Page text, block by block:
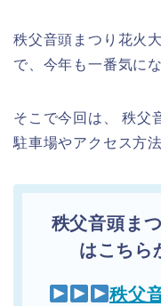
秩父音頭まつり花火
で、今年も一番気に
そこで今回は、 秩父
駐車場やアクセス方
秩父音頭ま
はこちら
秩父